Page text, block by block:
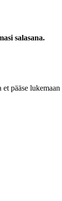
salasana.
pääse